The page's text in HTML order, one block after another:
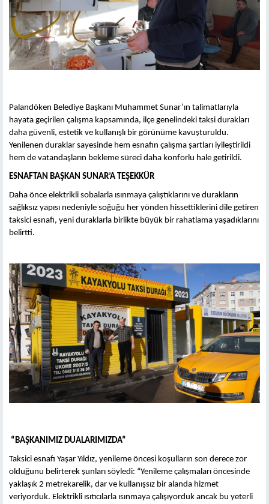
Palandöken Belediye Başkanı Muhammet Sunar’ın talimatlarıyla
hayata geçirilen çalışma kapsamında, ilçe genelindeki taksi durakları
daha güvenli, estetik ve kullanışlı bir görünüme kavuşturuldu.
Yenilenen duraklar sayesinde hem esnafın çalışma şartları iyileştirildi
hem de vatandaşların bekleme süreci daha konforlu hale getirildi.
ESNAFTAN BAŞKAN SUNAR’A TEŞEKKÜR
Daha önce elektrikli sobalarla ısınmaya çalıştıklarını ve durakların
sağlıksız yapısı nedeniyle soğuğu her yönden hissettiklerini dile getiren
taksici esnafı, yeni duraklarla birlikte büyük bir rahatlama yaşadıklarını
belirtti.
“BAŞKANIMIZ DUALARIMIZDA”
Taksici esnafı Yaşar Yıldız, yenileme öncesi koşulların son derece zor
olduğunu belirterek şunları söyledi: “Yenileme çalışmaları öncesinde
yaklaşık 2 metrekarelik, dar ve kullanışsız bir alanda hizmet
veriyorduk. Elektrikli ısıtıcılarla ısınmaya çalışıyorduk ancak bu yeterli